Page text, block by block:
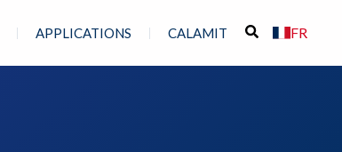
APPLICATIONS CALAMIT FR